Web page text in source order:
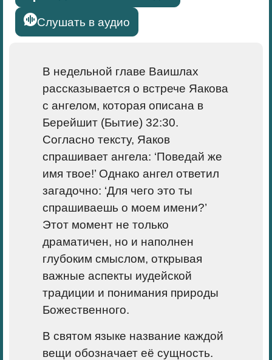
Слушать в аудио
В недельной главе Ваишлах
рассказывается о встрече Яакова
с ангелом, которая описана в
Берейшит (Бытие) 32:30.
Согласно тексту, Яаков
спрашивает ангела: ‘Поведай же
имя твое!’ Однако ангел ответил
загадочно: ‘Для чего это ты
спрашиваешь о моем имени?’
Этот момент не только
драматичен, но и наполнен
глубоким смыслом, открывая
важные аспекты иудейской
традиции и понимания природы
Божественного.
В святом языке название каждой
вещи обозначает её сущность.